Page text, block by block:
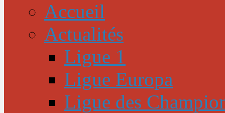
Accueil
Actualités
Ligue 1
Ligue Europa
Ligue des